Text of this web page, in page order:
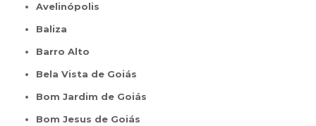
Avelinópolis
Baliza
Barro Alto
Bela Vista de Goiás
Bom Jardim de Goiás
Bom Jesus de Goiás